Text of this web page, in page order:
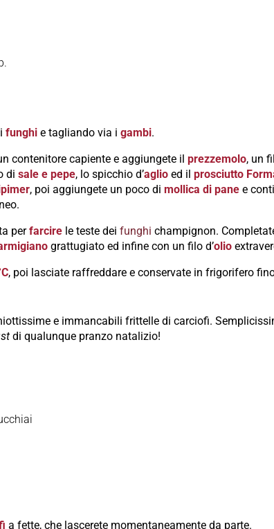
ifunghie tagliando via igambi.
contenitore capiente e aggiungete ilprezzemolo, un
disale e pepe, lo spicchio d’aglio ed il prosciutto
, poi aggiungete un poco dimollica di pane e
perfarcire le teste deifunghi champignon.
grattugiato ed infine con un filo d’olio
, poi lasciate raffreddare e conservate in frigorifero
e immancabili frittelle di carciofi.
di qualunque pranzo natalizio!
a fette, che lascerete momentaneamente da parte.